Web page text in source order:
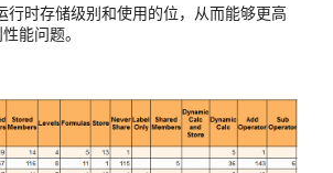
行时存储级别和使用的位，从而能够更高
能问题。